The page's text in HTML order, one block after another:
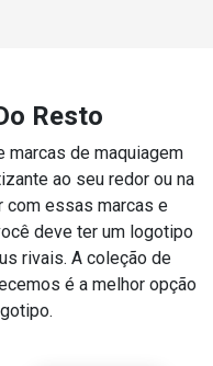
Resto
de maquiagem
ao seu redor ou na
com essas marcas e
deve ter um logotipo
rivais. A coleção de
é a melhor opção